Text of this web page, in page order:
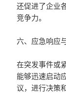
还促进了企业
竞争力。
六、应急响应
在突发事件或
能够迅速启动
议，进行决策